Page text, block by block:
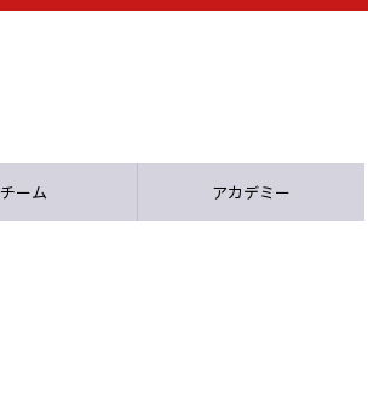
- -
チーム アカデミー